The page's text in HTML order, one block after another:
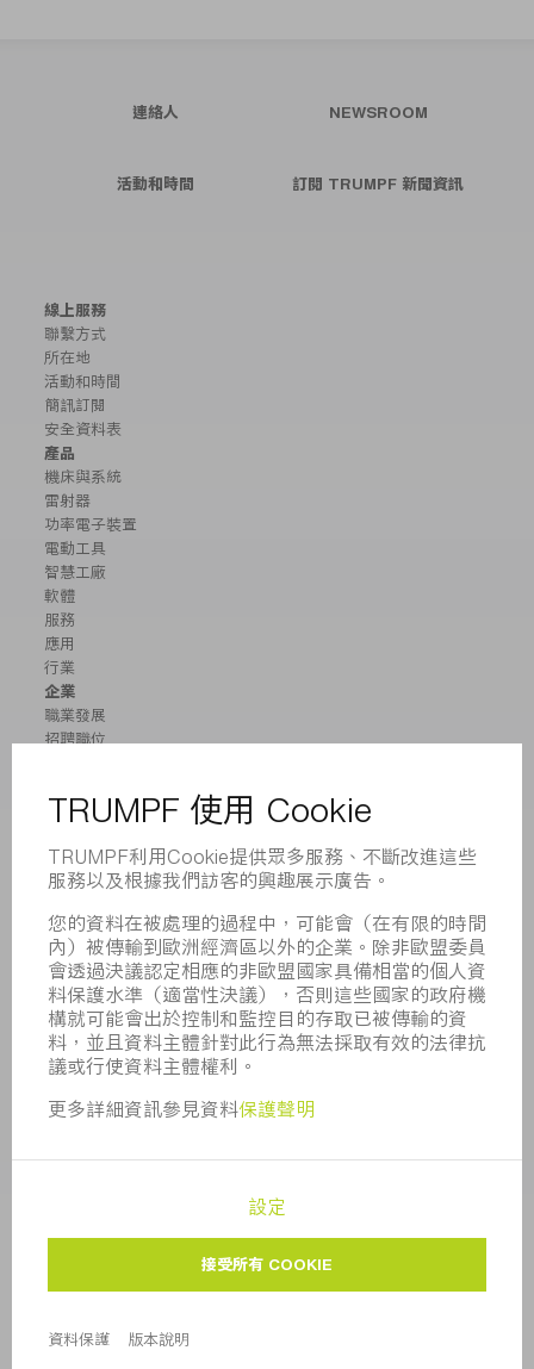
連絡人 NEWSROOM
活動和時間 訂閱 TRUMPF 新聞資訊
線上服務
聯繫方式
所在地
活動和時間
簡訊訂閱
安全資料表
產品
機床與系統
雷射器
功率電子裝置
電動工具
智慧工廠
軟體
服務
應用
行業
企業
職業發展
招聘職位
業務報告
合規
舉報系統
新聞稿
雜誌
可持續性
環境和氣候
社會和公共事務
企業管理
隱私設定